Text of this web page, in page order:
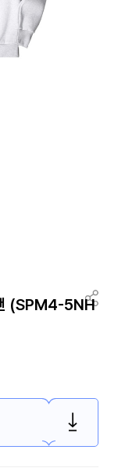
(SPM4-5NH